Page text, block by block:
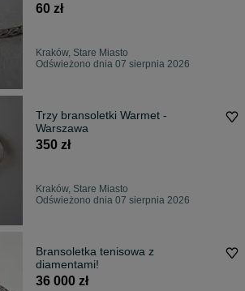
60 zł
Kraków, Stare Miasto
Odświeżono dnia 07 sierpnia 2026
Trzy bransoletki Warmet -
Warszawa
350 zł
Kraków, Stare Miasto
Odświeżono dnia 07 sierpnia 2026
Bransoletka tenisowa z
diamentami!
36 000 zł